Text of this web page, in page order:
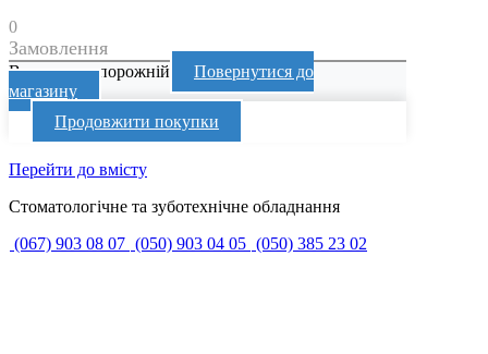
0
Замовлення
Ваш кошик порожній
Повернутися до
магазину
Продовжити покупки
Перейти до вмісту
Стоматологічне та зуботехнічне обладнання
(067) 903 08 07 (050) 903 04 05 (050) 385 23 02